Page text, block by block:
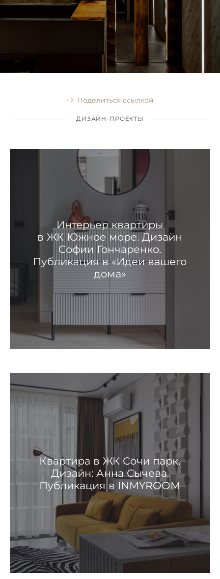
Поделиться ссылкой
ДИЗАЙН-ПРОЕКТЫ
Интерьер квартиры
в ЖК Южное море. Дизайн
Софии Гончаренко.
Публикация в «Идеи вашего
дома»
Квартира в ЖК Сочи парк.
Дизайн: Анна Сычева.
Публикация в INMYROOM